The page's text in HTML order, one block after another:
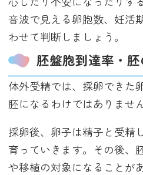
音波で見える卵胞数、妊活
わせて判断しましょう。
胚盤胞到達率・
体外受精では、採卵できた
胚になるわけではありません
採卵後、卵子は精子と受精
育っていきます。その後、
や移植の対象になることが